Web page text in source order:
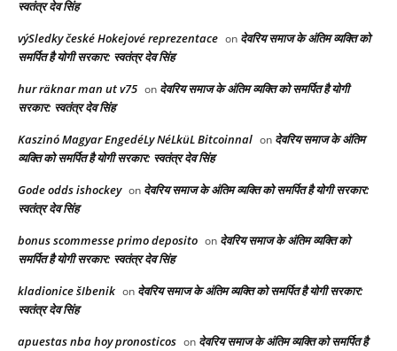
स्वतंत्र देव सिंह
výSledky české Hokejové reprezentace on देवरिय समाज के अंतिम व्यक्ति को
समर्पित है योगी सरकार: स्वतंत्र देव सिंह
hur räknar man ut v75 on देवरिय समाज के अंतिम व्यक्ति को समर्पित है योगी
सरकार: स्वतंत्र देव सिंह
Kaszinó Magyar EngedéLy NéLküL Bitcoinnal on देवरिय समाज के अंतिम
व्यक्ति को समर्पित है योगी सरकार: स्वतंत्र देव सिंह
Gode odds ishockey on देवरिय समाज के अंतिम व्यक्ति को समर्पित है योगी सरकार:
स्वतंत्र देव सिंह
bonus scommesse primo deposito on देवरिय समाज के अंतिम व्यक्ति को
समर्पित है योगी सरकार: स्वतंत्र देव सिंह
kladionice šIbenik on देवरिय समाज के अंतिम व्यक्ति को समर्पित है योगी सरकार:
स्वतंत्र देव सिंह
apuestas nba hoy pronosticos on देवरिय समाज के अंतिम व्यक्ति को समर्पित है